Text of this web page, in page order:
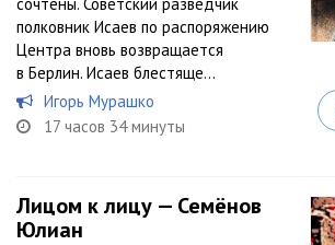
полковник Исаев по распоряжению
Центра вновь возвращается
в Берлин. Исаев блестяще...
Игорь Мурашко
17 часов 34 минуты
Лицом к лицу — Семёнов
Юлиан